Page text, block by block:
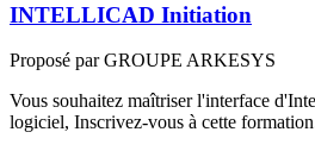
INTELLICAD Initiation
Proposé par GROUPE ARKESYS
Vous souhaitez maîtriser l'interface
logiciel, Inscrivez-vous à cette